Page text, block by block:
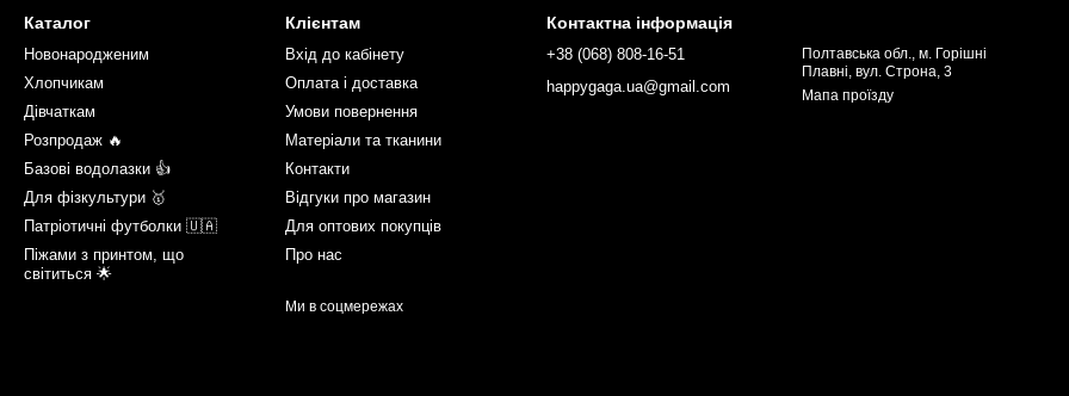
Каталог
Новонародженим
Хлопчикам
Дівчаткам
Розпродаж 🔥
Базові водолазки 👍
Для фізкультури 🥇
Патріотичні футболки 🇺🇦
Піжами з принтом, що
світиться 🌟
Клієнтам
Вхід до кабінету
Оплата і доставка
Умови повернення
Матеріали та тканини
Контакти
Відгуки про магазин
Для оптових покупців
Про нас
Ми в соцмережах
Контактна інформація
+38 (068) 808-16-51
happygaga.ua@gmail.com
Полтавська обл., м. Горішні
Плавні, вул. Строна, 3
Мапа проїзду